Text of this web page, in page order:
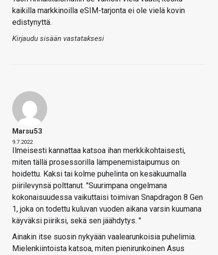
kaikilla markkinoilla eSIM-tarjonta ei ole vielä kovin
edistynyttä.
Kirjaudu sisään vastataksesi
Marsu53
9.7.2022
Ilmeisesti kannattaa katsoa ihan merkkikohtaisesti,
miten tällä prosessorilla lämpenemistaipumus on
hoidettu. Kaksi tai kolme puhelinta on kesäkuumalla
piirilevynsä polttanut. "Suurimpana ongelmana
kokonaisuudessa vaikuttaisi toimivan Snapdragon 8 Gen
1, joka on todettu kuluvan vuoden aikana varsin kuumana
käyväksi piiriksi, sekä sen jäähdytys. "
Ainakin itse suosin nykyään vaalearunkoisia puhelimia.
Mielenkiintoista katsoa, miten pienirunkoinen Asus